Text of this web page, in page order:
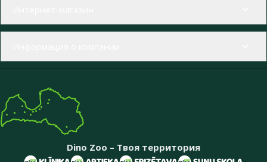
Dino Zoo – Твоя территория